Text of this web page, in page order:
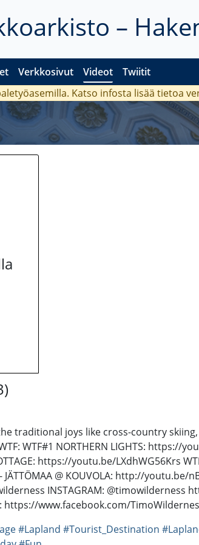
–
Verkkosivut Videot Twiitit
Katso infosta lisää tietoa
traditional joys like cross-country
WTF#1 NORTHERN LIGHTS: https://
https://youtu.be/LXdhWG56Krs
@ KOUVOLA: http://youtu.be/
INSTAGRAM:
https://www.facebook.com/
#Lapland #Tourist_Destination